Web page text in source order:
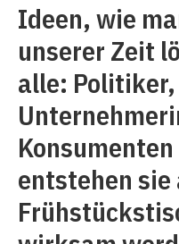
Ideen, wie
unserer Zeit
alle: Politiker,
entstehen sie